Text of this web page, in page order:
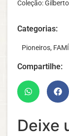
Coleção:
Categorias:
‎ ‎ ‎ Pioneiros,
Compartilhe:
Deixe